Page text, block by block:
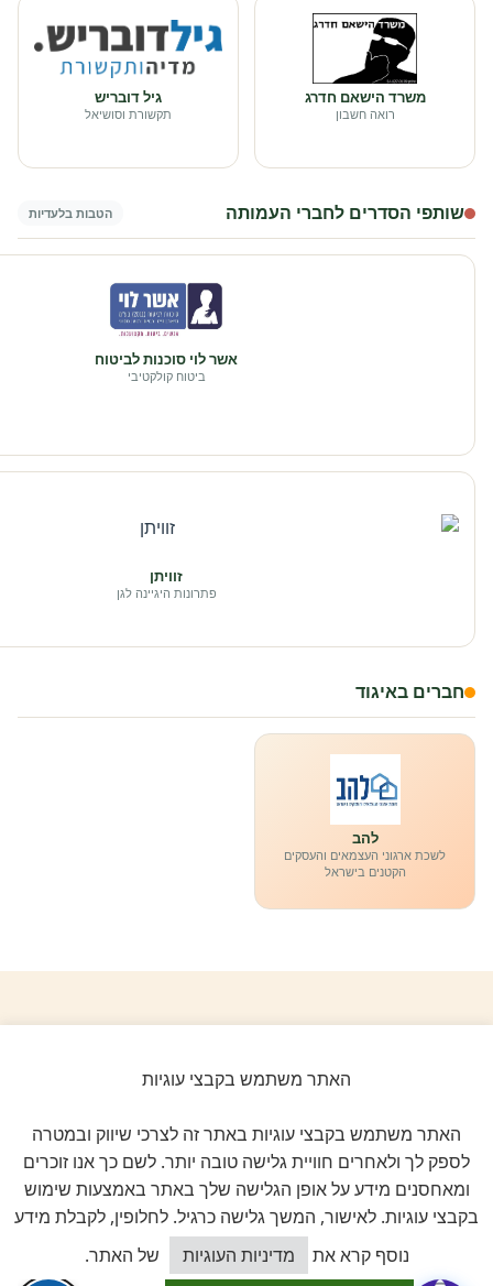
משרד הישאם חדרג
רואה חשבון
גיל דובריש
תקשורת וסושיאל
שותפי הסדרים לחברי העמותה הטבות בלעדיות
אשר לוי סוכנות לביטוח
ביטוח קולקטיבי
זוויתן
פתרונות היגיינה לגן
חברים באיגוד
להב
לשכת ארגוני העצמאים והעסקים
הקטנים בישראל
★★★★★על בסיס11 ביקורות מאומתות
לכל הביקורות ב-Google
האתר משתמש בקבצי עוגיות
האתר משתמש בקבצי עוגיות באתר זה לצרכי שיווק ובמטרה
לספק לך ולאחרים חוויית גלישה טובה יותר. לשם כך אנו זוכרים
ומאחסנים מידע על אופן הגלישה שלך באתר באמצעות שימוש
בקבצי עוגיות. לאישור, המשך גלישה כרגיל. לחלופין, לקבלת מידע
נוסף קרא את
מדיניות העוגיות של האתר.